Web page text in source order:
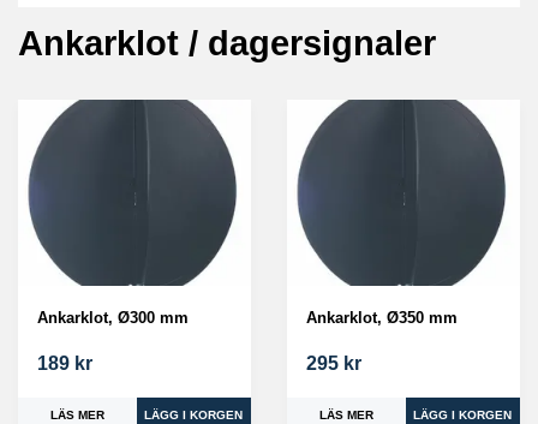
Ankarklot / dagersignaler
Ankarklot, Ø300 mm
189 kr
LÄS MER
Ankarklot, Ø350 mm
295 kr
LÄS MER